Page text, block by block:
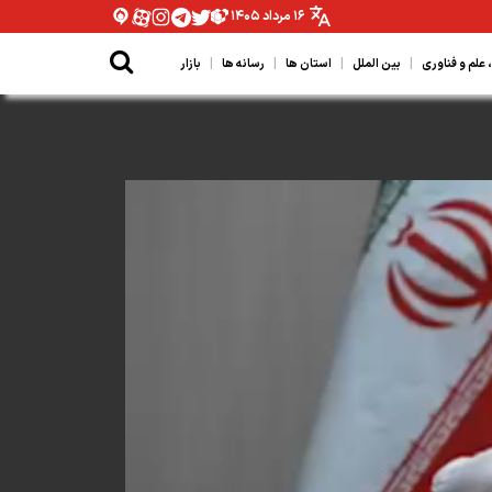
۱۶ مرداد ۱۴۰۵
و فناوری | بین الملل | استان ها | رسانه ها | بازار